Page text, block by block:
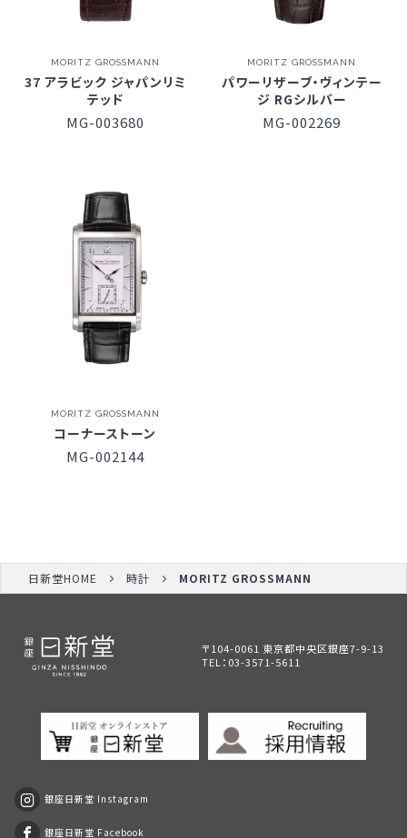
MORITZ GROSSMANN
37 アラビック ジャパンリミ
テッド
MG-003680
MORITZ GROSSMANN
パワーリザーブ・ヴィンテー
ジ RGシルバー
MG-002269
MORITZ GROSSMANN
コーナーストーン
MG-002144
日新堂HOME 時計 MORITZ GROSSMANN
〒104-0061 東京都中央区銀座7-9-13
TEL： 03-3571-5611
銀座日新堂 Instagram
銀座日新堂 Facebook